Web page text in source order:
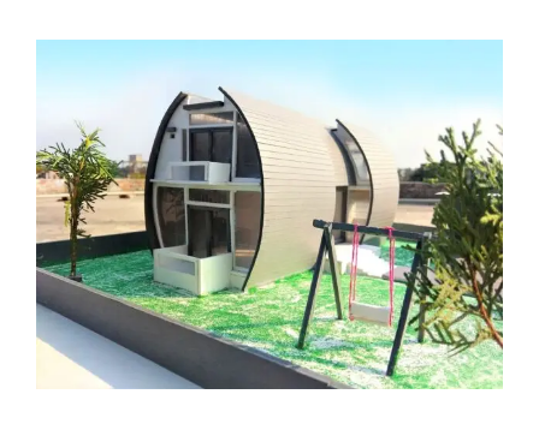
থেকে
যোগদানের
প্রস্তুতি
সিভিল ইঞ্জিনিয়ারদের কোন কোন সফটওয়ার জানা জরুরি?